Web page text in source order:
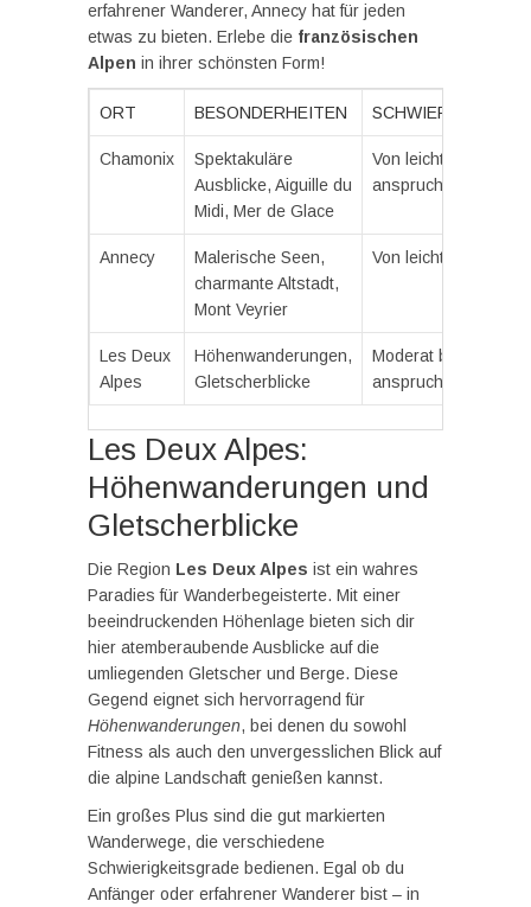
erfahrener Wanderer, Annecy hat für jeden
etwas zu bieten. Erlebe die französischen
Alpen in ihrer schönsten Form!
ORT BESONDERHEITEN
Chamonix
Spektakuläre
Ausblicke, Aiguille du
Midi, Mer de Glace
Von leicht bis
anspruchsvoll
Annecy
Malerische Seen,
charmante Altstadt,
Mont Veyrier
Von leicht bis
Les Deux
Alpes
Höhenwanderungen,
Gletscherblicke
Moderat bis
anspruchsvoll
Les Deux Alpes:
Höhenwanderungen und
Gletscherblicke
Die Region Les Deux Alpes ist ein wahres
Paradies für Wanderbegeisterte. Mit einer
beeindruckenden Höhenlage bieten sich dir
hier atemberaubende Ausblicke auf die
umliegenden Gletscher und Berge. Diese
Gegend eignet sich hervorragend für
Höhenwanderungen, bei denen du sowohl
Fitness als auch den unvergesslichen Blick auf
die alpine Landschaft genießen kannst.
Ein großes Plus sind die gut markierten
Wanderwege, die verschiedene
Schwierigkeitsgrade bedienen. Egal ob du
Anfänger oder erfahrener Wanderer bist – in